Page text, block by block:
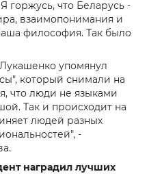
горжусь, что Беларусь -
взаимопонимания и
философия. Так было
упомянул
который снимали на
что люди не языками
Так и происходит на
людей разных
-
наградил лучших